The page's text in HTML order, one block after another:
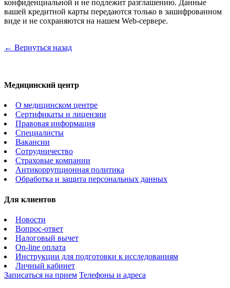
конфиденциальной и не подлежит разглашению. Данные
вашей кредитной карты передаются только в зашифрованном
виде и не сохраняются на нашем Web-сервере.
← Вернуться назад
Медицинский центр
О медицинском центре
Сертификаты и лицензии
Правовая информация
Специалисты
Вакансии
Сотрудничество
Страховые компании
Антикоррупционная политика
Обработка и защита персональных данных
Для клиентов
Новости
Вопрос-ответ
Налоговый вычет
On-line оплата
Инструкции для подготовки к исследованиям
Личный кабинет
Записаться на прием Телефоны и адреса